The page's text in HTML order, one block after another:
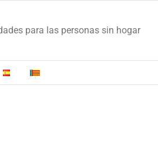
para las personas sin hogar